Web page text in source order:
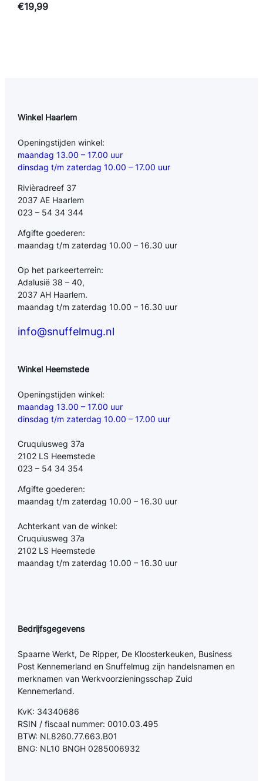
€19,99
Winkel Haarlem
Openingstijden winkel:
maandag 13.00 – 17.00 uur
dinsdag t/m zaterdag 10.00 – 17.00 uur
Rivièradreef 37
2037 AE Haarlem
023 – 54 34 344
Afgifte goederen:
maandag t/m zaterdag 10.00 – 16.30 uur
Op het parkeerterrein:
Adalusië 38 – 40,
2037 AH Haarlem.
maandag t/m zaterdag 10.00 – 16.30 uur
info@snuffelmug.nl
Winkel Heemstede
Openingstijden winkel:
maandag 13.00 – 17.00 uur
dinsdag t/m zaterdag 10.00 – 17.00 uur
Cruquiusweg 37a
2102 LS Heemstede
023 – 54 34 354
Afgifte goederen:
maandag t/m zaterdag 10.00 – 16.30 uur
Achterkant van de winkel:
Cruquiusweg 37a
2102 LS Heemstede
maandag t/m zaterdag 10.00 – 16.30 uur
Bedrijfsgegevens
Spaarne Werkt, De Ripper, De Kloosterkeuken, Business
Post Kennemerland en Snuffelmug zijn handelsnamen en
merknamen van Werkvoorzieningsschap Zuid
Kennemerland.
KvK: 34340686
RSIN / fiscaal nummer: 0010.03.495
BTW: NL8260.77.663.B01
BNG: NL10 BNGH 0285006932